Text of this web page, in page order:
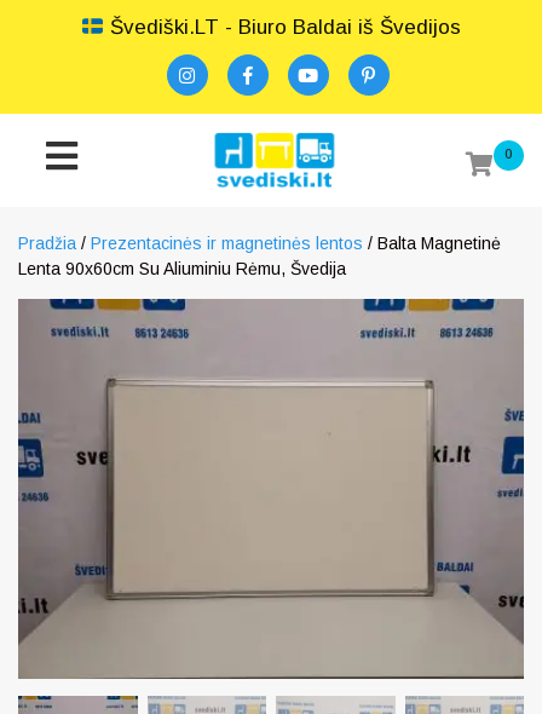
Švediški.LT - Biuro Baldai iš Švedijos
0
Pradžia / Prezentacinės ir magnetinės lentos / Balta Magnetinė
Lenta 90x60cm Su Aliuminiu Rėmu, Švedija